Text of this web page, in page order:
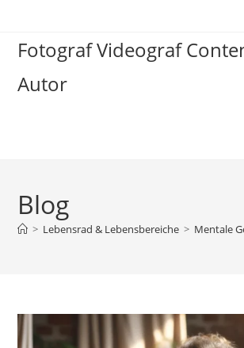
springen
Fotograf Videograf
Autor
Blog
> Lebensrad & Lebensbereiche > Mentale